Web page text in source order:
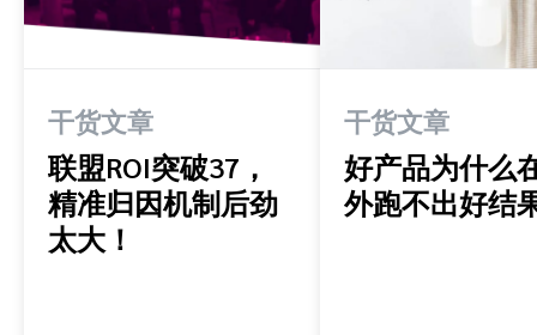
干货文章
联盟ROI突破37，
精准归因机制后劲
太大！
干货文章
好产品为什么
外跑不出好结